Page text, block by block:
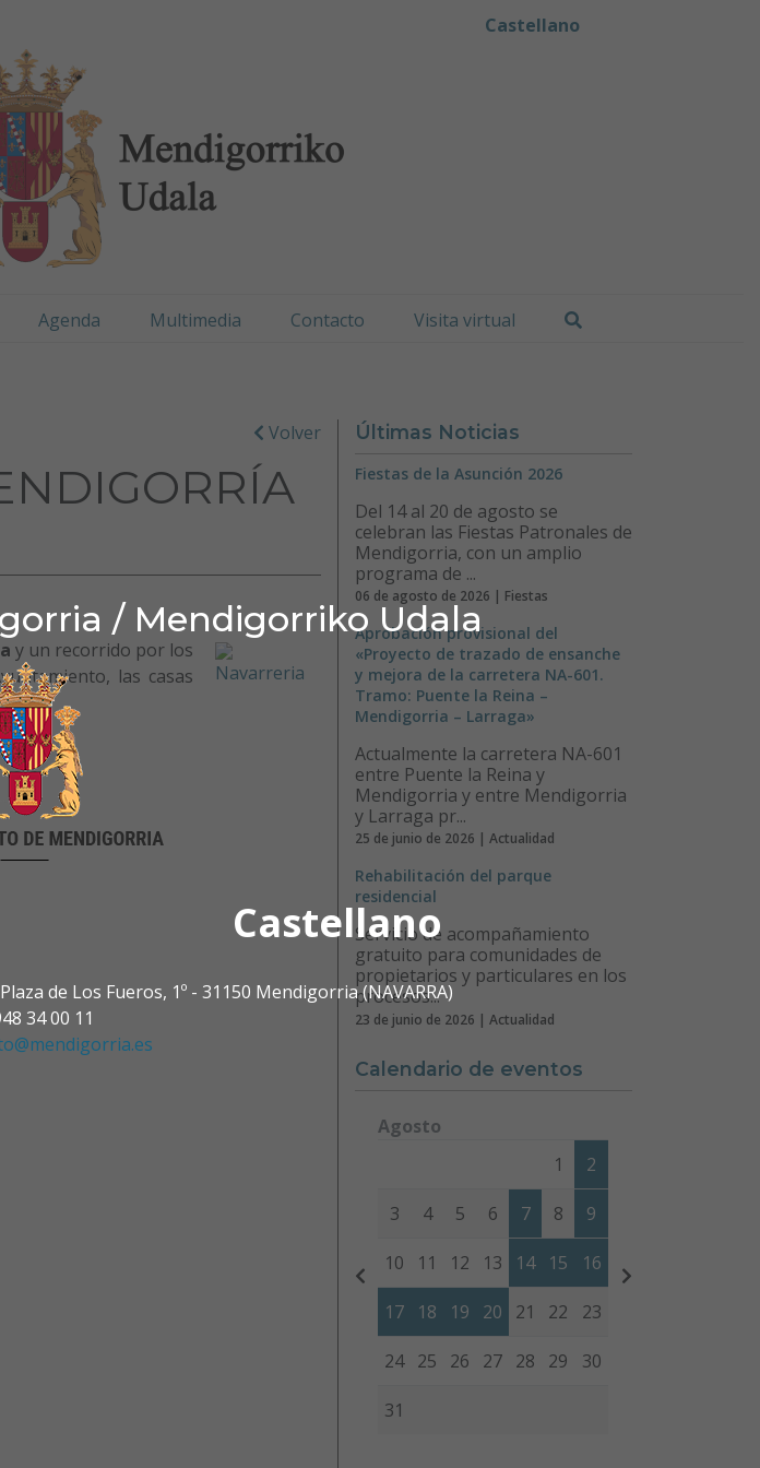
/ Mendigorriko Udala
Castellano
Plaza de Los Fueros, 1º - 31150 Mendigorria (NAVARRA)
34 00 11
Udala Castellano
Agenda Multimedia Contacto Visita virtual
Volver
y un recorrido por los
las casas
Últimas Noticias
Fiestas de la Asunción 2026
Del 14 al 20 de agosto se
celebran las Fiestas Patronales de
Mendigorria, con un amplio
programa de ...
06 de agosto de 2026 | Fiestas
Aprobación provisional del
«Proyecto de trazado de ensanche
y mejora de la carretera NA-601.
Tramo: Puente la Reina –
Mendigorria – Larraga»
Actualmente la carretera NA-601
entre Puente la Reina y
Mendigorria y entre Mendigorria
y Larraga pr...
25 de junio de 2026 | Actualidad
Rehabilitación del parque
residencial
Servicio de acompañamiento
gratuito para comunidades de
propietarios y particulares en los
procesos...
23 de junio de 2026 | Actualidad
Calendario de eventos
Agosto
Miércoles Jueves
1 2
3 4 5 6 7 8 9
10 11 12 13 14 15 16
17 18 19 20 21 22 23
24 25 26 27 28 29 30
31